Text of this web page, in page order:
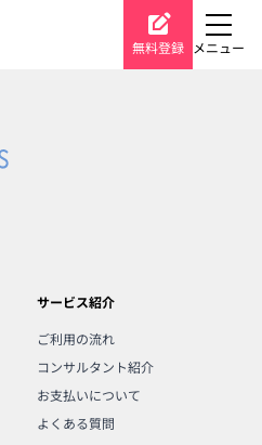
無料登録 メニュー
サービス紹介
ご利用の流れ
コンサルタント紹介
お支払いについて
よくある質問